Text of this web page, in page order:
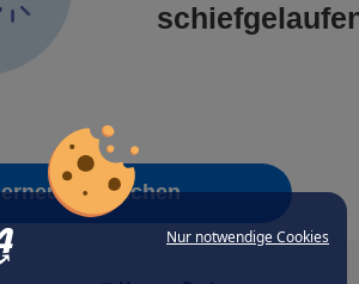
Nur notwendige Cookies
erneut versuchen